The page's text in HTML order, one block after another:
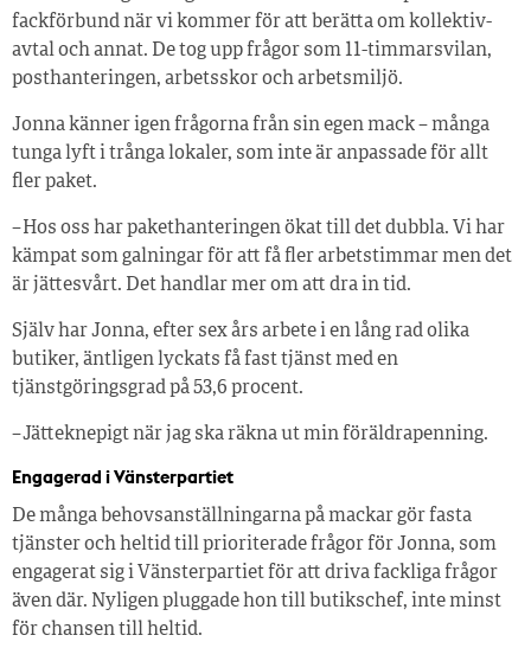
fackförbund när vi kommer för att berätta om kollektiv­
avtal och annat. De tog upp frågor som 11-timmarsvilan,
posthanteringen, arbetsskor och arbetsmiljö.
Jonna känner igen frågorna från sin egen mack – många
tunga lyft i trånga lokaler, som inte är anpassade för allt
fler paket.
– Hos oss har pakethanteringen ökat till det dubbla. Vi har
kämpat som galningar för att få fler arbetstimmar men det
är jättesvårt. Det handlar mer om att dra in tid.
Själv har Jonna, efter sex års arbete i en lång rad olika
butiker, äntligen lyckats få fast tjänst med en
tjänstgöringsgrad på 53,6 procent.
– Jätteknepigt när jag ska räkna ut min föräldrapenning.
Engagerad i Vänsterpartiet
De många behovsanställningarna på mackar gör fasta
tjänster och heltid till prioriterade frågor för Jonna, som
engagerat sig i Vänsterpartiet för att driva fackliga frågor
även där. Nyligen pluggade hon till butikschef, inte minst
för chansen till heltid.